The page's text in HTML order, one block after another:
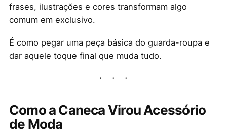
frases, ilustrações e cores transformam algo
comum em exclusivo.
É como pegar uma peça básica do guarda-roupa e
dar aquele toque final que muda tudo.
Como a Caneca Virou Acessório
de Moda